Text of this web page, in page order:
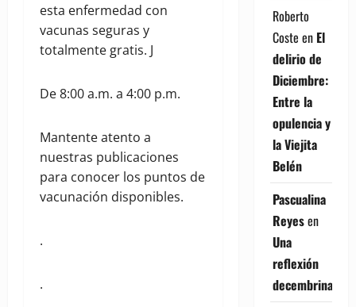
esta enfermedad con
vacunas seguras y
totalmente gratis. J
De 8:00 a.m. a 4:00 p.m.
Mantente atento a
nuestras publicaciones
para conocer los puntos de
vacunación disponibles.
.
.
Roberto
Coste en El
delirio de
Diciembre:
Entre la
opulencia y
la Viejita
Belén
Pascualina
Reyesen
Una
reflexión
decembrina